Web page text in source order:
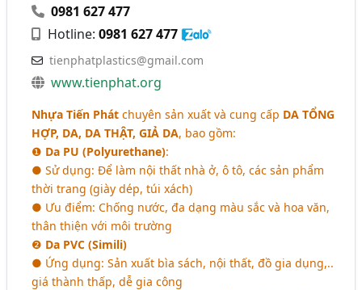
0981 627 477
Hotline:0981 627 477
tienphatplastics@gmail.com
www.tienphat.org
Nhựa Tiến Phát chuyên sản xuất và cung cấp DA TỔNG
HỢP, DA, DA THẬT, GIẢ DA, bao gồm:
❶ Da PU (Polyurethane):
● Sử dụng: Để làm nội thất nhà ở, ô tô, các sản phẩm
thời trang (giày dép, túi xách)
● Ưu điểm: Chống nước, đa dạng màu sắc và hoa văn,
thân thiện với môi trường
❷ Da PVC (Simili)
● Ứng dụng: Sản xuất bìa sách, nội thất, đồ gia dụng,..
giá thành thấp, dễ gia công